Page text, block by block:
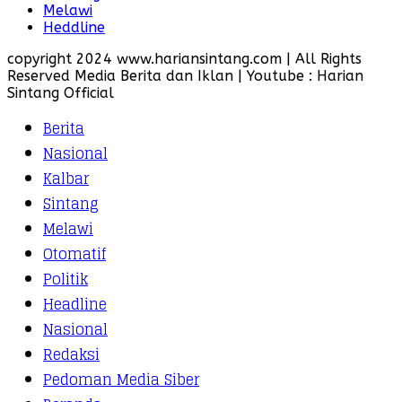
Melawi
Heddline
copyright 2024 www.hariansintang.com | All Rights
Reserved Media Berita dan Iklan | Youtube : Harian
Sintang Official
Berita
Nasional
Kalbar
Sintang
Melawi
Otomatif
Politik
Headline
Nasional
Redaksi
Pedoman Media Siber